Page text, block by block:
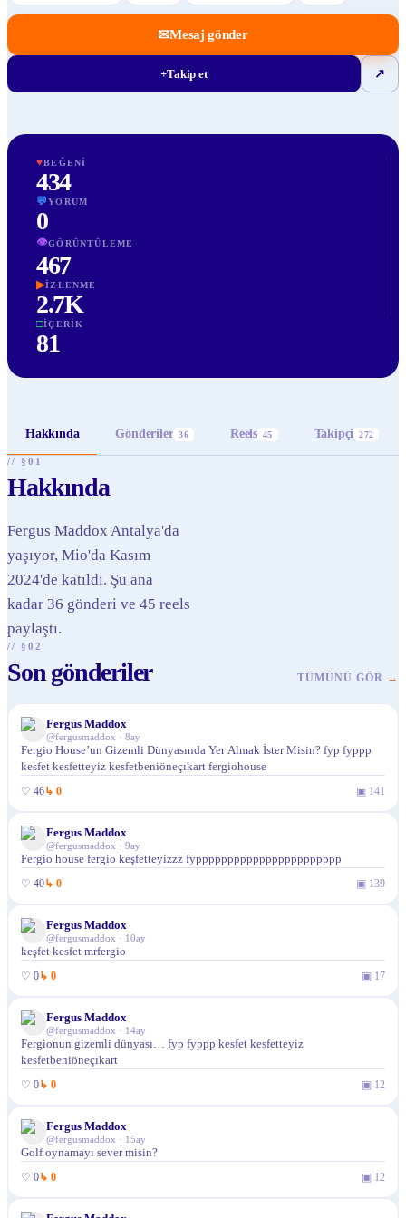
✉Mesaj gönder
+Takip et ↗
♥BEĞENI
434
💬YORUM
0
👁GÖRÜNTÜLEME
467
▶İZLENME
2.7K
□İÇERIK
81
Hakkında Gönderiler 36 Reels 45 Takipçi 272
// §01
Hakkında
Fergus Maddox Antalya'da
yaşıyor, Mio'da Kasım
2024'de katıldı. Şu ana
kadar 36 gönderi ve 45 reels
paylaştı.
// §02
Son gönderiler TÜMÜNÜ GÖR →
Fergus Maddox
@fergusmaddox · 8ay
Fergio House’un Gizemli Dünyasında Yer Almak İster Misin? fyp fyppp
kesfet kesfetteyiz kesfetbeniöneçıkart fergiohouse
♡ 46↳ 0 ▣ 141
Fergus Maddox
@fergusmaddox · 9ay
Fergio house fergio keşfetteyizzz fyppppppppppppppppppppppp
♡ 40↳ 0 ▣ 139
Fergus Maddox
@fergusmaddox · 10ay
keşfet kesfet mrfergio
♡ 0↳ 0 ▣ 17
Fergus Maddox
@fergusmaddox · 14ay
Fergionun gizemli dünyası… fyp fyppp kesfet kesfetteyiz
kesfetbeniöneçıkart
♡ 0↳ 0 ▣ 12
Fergus Maddox
@fergusmaddox · 15ay
Golf oynamayı sever misin?
♡ 0↳ 0 ▣ 12